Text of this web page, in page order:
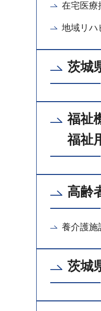
在宅医療
地域リハ
茨城
福祉
福祉
高齢
養介護施
茨城